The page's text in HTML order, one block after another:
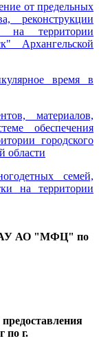
от предельных
реконструкции
на территории
Архангельской
время в
материалов,
обеспечения
городского
области
семей,
на территории
ГАУ АО "МФЦ" по
по г.